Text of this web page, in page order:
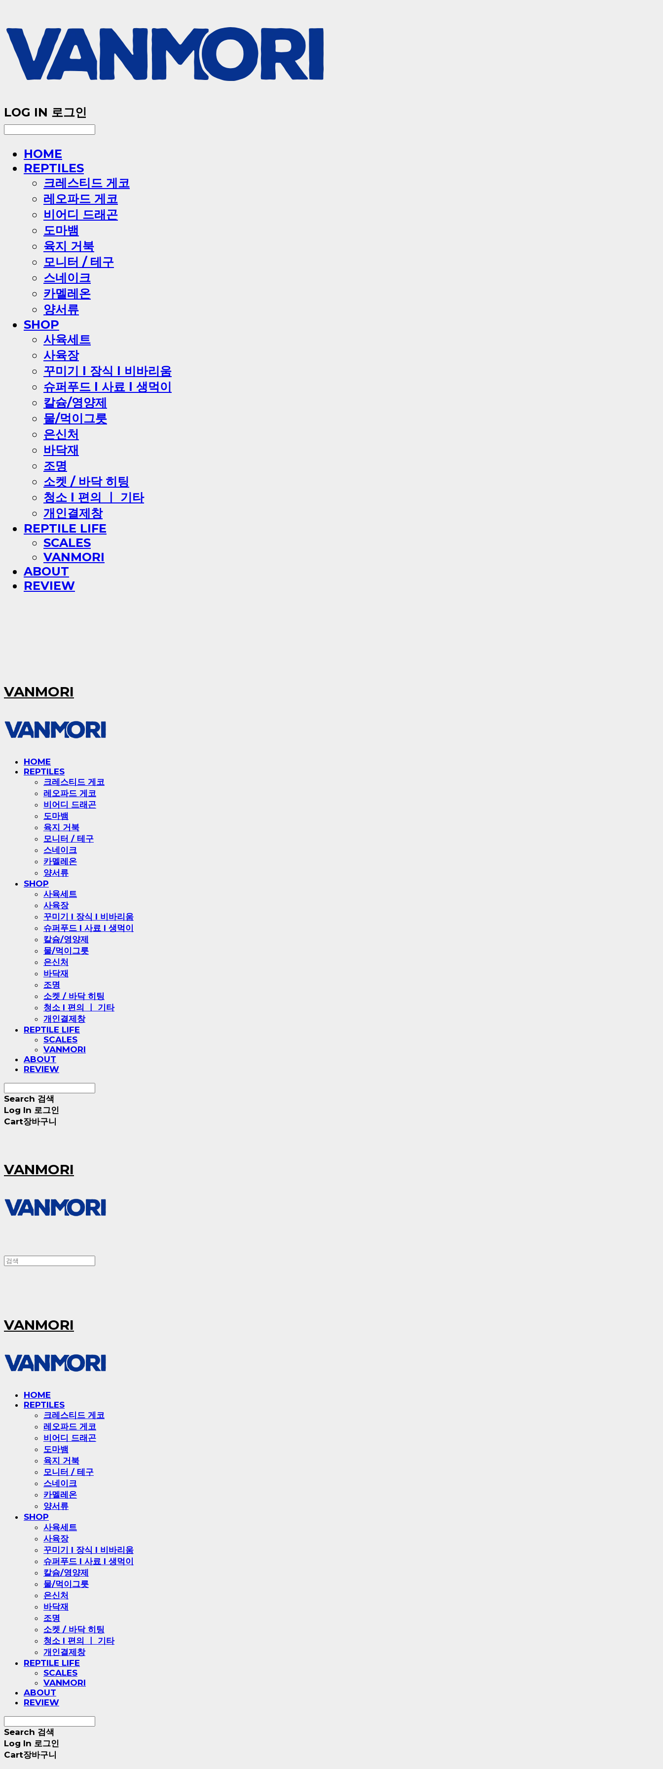
LOG IN 로그인
HOME
REPTILES
크레스티드 게코
레오파드 게코
비어디 드래곤
도마뱀
육지 거북
모니터 / 테구
스네이크
카멜레온
양서류
SHOP
사육세트
사육장
꾸미기 l 장식 l 비바리움
슈퍼푸드 l 사료 l 생먹이
칼슘/영양제
물/먹이그릇
은신처
바닥재
조명
소켓 / 바닥 히팅
청소 l 편의 ㅣ 기타
개인결제창
REPTILE LIFE
SCALES
VANMORI
ABOUT
REVIEW
VANMORI
HOME
REPTILES
크레스티드 게코
레오파드 게코
비어디 드래곤
도마뱀
육지 거북
모니터 / 테구
스네이크
카멜레온
양서류
SHOP
사육세트
사육장
꾸미기 l 장식 l 비바리움
슈퍼푸드 l 사료 l 생먹이
칼슘/영양제
물/먹이그릇
은신처
바닥재
조명
소켓 / 바닥 히팅
청소 l 편의 ㅣ 기타
개인결제창
REPTILE LIFE
SCALES
VANMORI
ABOUT
REVIEW
Search 검색
Log In 로그인
Cart장바구니
VANMORI
VANMORI
HOME
REPTILES
크레스티드 게코
레오파드 게코
비어디 드래곤
도마뱀
육지 거북
모니터 / 테구
스네이크
카멜레온
양서류
SHOP
사육세트
사육장
꾸미기 l 장식 l 비바리움
슈퍼푸드 l 사료 l 생먹이
칼슘/영양제
물/먹이그릇
은신처
바닥재
조명
소켓 / 바닥 히팅
청소 l 편의 ㅣ 기타
개인결제창
REPTILE LIFE
SCALES
VANMORI
ABOUT
REVIEW
Search 검색
Log In 로그인
Cart장바구니